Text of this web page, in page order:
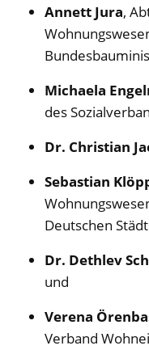
Annett Jura,
Michaela
des
Dr. Christian
Sebastian
Deutschen
Dr. Dethlev
und
Verena
Verband